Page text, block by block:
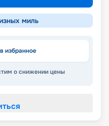
миль
избранное
о снижении цены